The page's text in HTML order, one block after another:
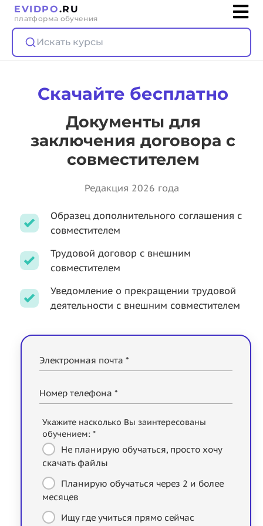
EVIDPO.RU
платформа обучения
Искать курсы
Скачайте бесплатно
Документы для
заключения договора с
совместителем
Редакция 2026 года
Образец дополнительного соглашения с
совместителем
Трудовой договор с внешним
совместителем
Уведомление о прекращении трудовой
деятельности с внешним совместителем
Электронная почта *
Номер телефона *
Укажите насколько Вы заинтересованы
обучением: *
Не планирую обучаться, просто хочу
скачать файлы
Планирую обучаться через 2 и более
месяцев
Ищу где учиться прямо сейчас